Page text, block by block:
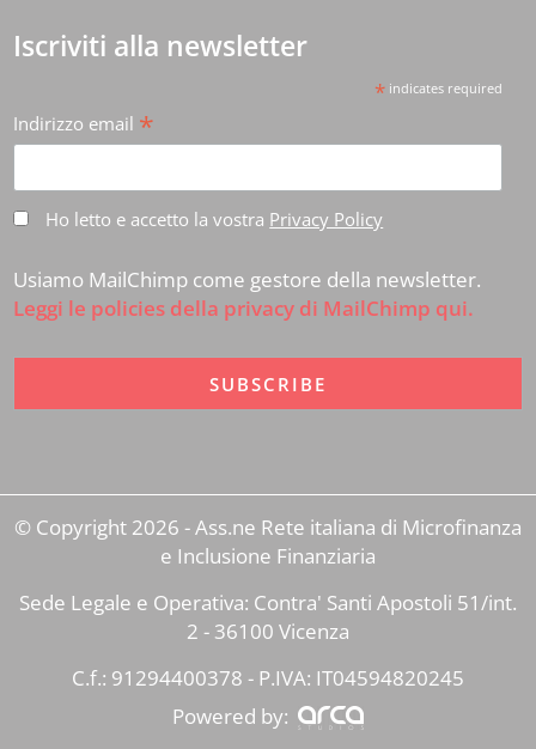
Iscriviti alla newsletter
*indicates required
Indirizzo email *
Ho letto e accetto la vostra Privacy Policy
Usiamo MailChimp come gestore della newsletter.
Leggi le policies della privacy di MailChimp qui.
© Copyright 2026 - Ass.ne Rete italiana di Microfinanza
e Inclusione Finanziaria
Sede Legale e Operativa: Contra' Santi Apostoli 51/int.
2 - 36100 Vicenza
C.f.: 91294400378 - P.IVA: IT04594820245
Powered by: